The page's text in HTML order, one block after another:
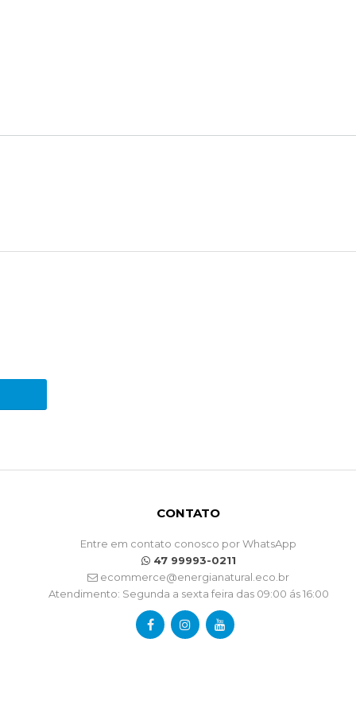
CONTATO
Entre em contato conosco por WhatsApp
47 99993-0211
ecommerce@energianatural.eco.br
Atendimento: Segunda a sexta feira das 09:00 ás 16:00